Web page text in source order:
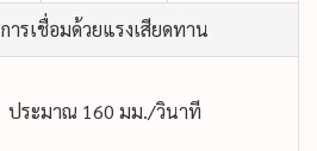
การเชื่อมด้วยแรงเสียดทาน
ประมาณ 160 มม./วินาที